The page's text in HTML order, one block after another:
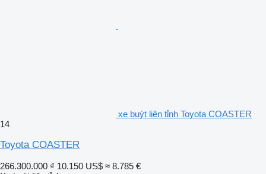
xe buýt liên tỉnh Toyota COASTER
14
Toyota COASTER
266.300.000 ₫ 10.150 US$ ≈ 8.785 €